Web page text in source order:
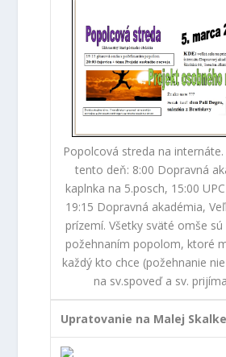
Popolcová streda na
tento deň: 8:00 Dopravná
kaplnka na 5.posch, 15:00
19:15 Dopravná akadémia,
prízemí. Všetky sväté omše
požehnaním popolom, ktoré
každý kto chce (požehnanie
na sv.spoveď a sv.
Upratovanie na Malej Skalke